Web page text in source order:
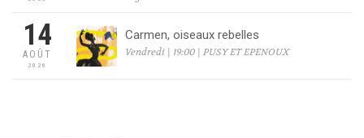
14
AOÛT
2026
Carmen, oiseaux rebelles
Vendredi | 19:00 | PUSY ET EPENOUX